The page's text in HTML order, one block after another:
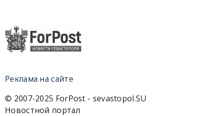
Реклама на сайте
© 2007-2025 ForPost - sevastopol.SU
Новостной портал